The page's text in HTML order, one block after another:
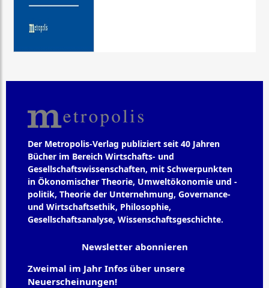
Der Metropolis-Verlag publiziert seit 40 Jahren
Bücher im Bereich Wirtschafts- und
Gesellschaftswissenschaften, mit Schwerpunkten
in Ökonomischer Theorie, Umweltökonomie und -
politik, Theorie der Unternehmung, Governance-
und Wirtschaftsethik, Philosophie,
Gesellschaftsanalyse, Wissenschaftsgeschichte.
Newsletter abonnieren
Zweimal im Jahr Infos über unsere
Neuerscheinungen!